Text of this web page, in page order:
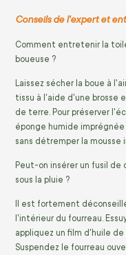
Conseils de l'expert et
Comment entretenir la
boueuse ?
Laissez sécher la boue à
tissu à l'aide d'une brosse
de terre. Pour préserver
éponge humide imprégnée
sans détremper la mousse
Peut-on insérer un fusil de
sous la pluie ?
Il est fortement
l'intérieur du fourreau.
appliquez un film d'huile
Suspendez le fourreau